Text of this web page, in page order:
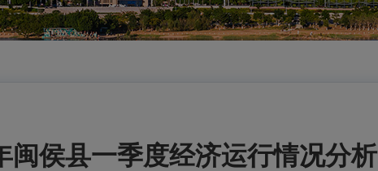
闽侯县一季度经济运行情况分析